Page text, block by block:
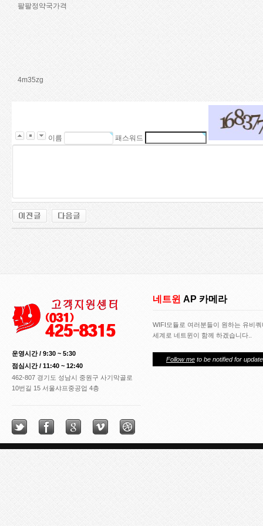
팔팔정약국가격
4m35zg
이름 패스워드
운영시간 / 9:30 ~ 5:30
점심시간 / 11:40 ~ 12:40
462-807 경기도 성남시 중원구 사기막골로
10번길 15 서울샤프중공업 4층
네트윈 AP 카메라
WIFI모듈로 여러분들이 원하는 유비
세계로 네트윈이 함께 하겠습니다..
Follow me to be notified for